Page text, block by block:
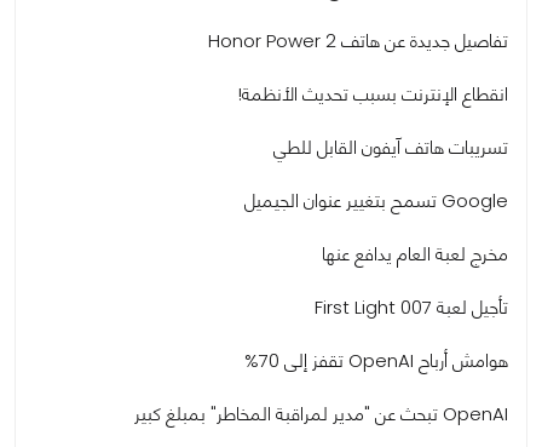
تفاصيل جديدة عن هاتف Honor Power 2
انقطاع الإنترنت بسبب تحديث الأنظمة!
تسريبات هاتف آيفون القابل للطي
Google تسمح بتغيير عنوان الجيميل
مخرج لعبة العام يدافع عنها
تأجيل لعبة 007 First Light
هوامش أرباح OpenAI تقفز إلى 70%
OpenAI تبحث عن "مدير لمراقبة المخاطر" بمبلغ كبير